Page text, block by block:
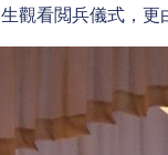
觀看閲兵儀式，